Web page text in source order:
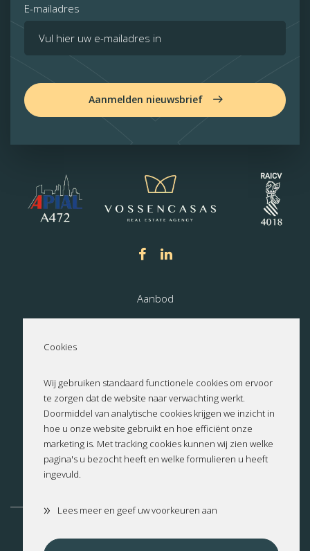
E-mailadres
Aanmelden nieuwsbrief
Aanbod
Contact
Privacyverklaring
Cookies
Wij gebruiken standaard functionele cookies om ervoor
te zorgen dat de website naar verwachting werkt.
Doormiddel van analytische cookies krijgen we inzicht in
hoe u onze website gebruikt en hoe efficiënt onze
marketing is. Met tracking cookies kunnen wij zien welke
pagina's u bezocht heeft en welke formulieren u heeft
ingevuld.
» Lees meer en geef uw voorkeuren aan